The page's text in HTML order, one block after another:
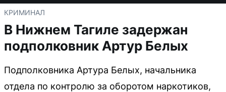
КРИМИНАЛ
В Нижнем Тагиле задержан
подполковник Артур Белых
Подполковника Артура Белых, начальника
отдела по контролю за оборотом наркотиков,